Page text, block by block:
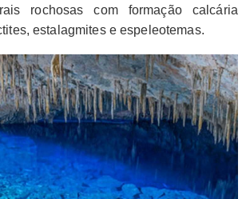
rochosas com formação calcária
estalagmites e espeleotemas.